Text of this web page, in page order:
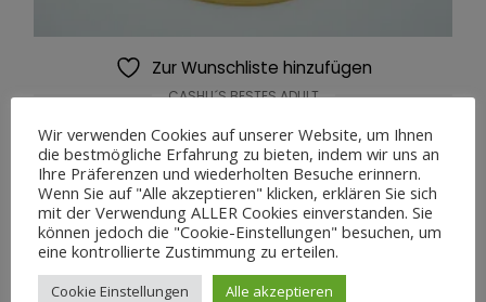
Zur Wunschliste hinzufügen
CASHU´S BESTES ADULT
Cashu´s Bestes – Wild – Hirsch & Lachs
18,95€ – 74,50€
Preisspanne:
18,95€
bis
AUSFÜHRUNG WÄHLEN
Wir verwenden Cookies auf unserer Website, um Ihnen
die bestmögliche Erfahrung zu bieten, indem wir uns an
Ihre Präferenzen und wiederholten Besuche erinnern.
Wenn Sie auf "Alle akzeptieren" klicken, erklären Sie sich
mit der Verwendung ALLER Cookies einverstanden. Sie
können jedoch die "Cookie-Einstellungen" besuchen, um
eine kontrollierte Zustimmung zu erteilen.
Cookie Einstellungen Alle akzeptieren